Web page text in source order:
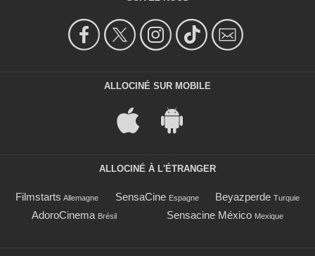
ALLOCINÉ SUR MOBILE
ALLOCINÉ À L'ÉTRANGER
Filmstarts Allemagne SensaCine Espagne Beyazperde Turquie
AdoroCinema Brésil Sensacine México Mexique